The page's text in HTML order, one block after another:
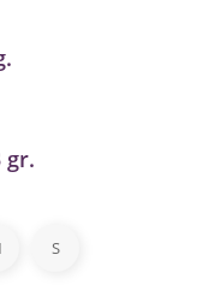
gr.
S